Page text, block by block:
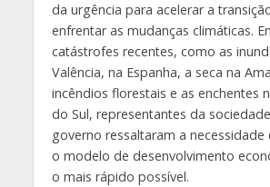
da urgência para acelerar a
enfrentar as mudanças climáticas.
catástrofes recentes, como as
Valência, na Espanha, a seca na
incêndios florestais e as enchentes
do Sul, representantes da
governo ressaltaram a necessidade
o modelo de desenvolvimento
o mais rápido possível.